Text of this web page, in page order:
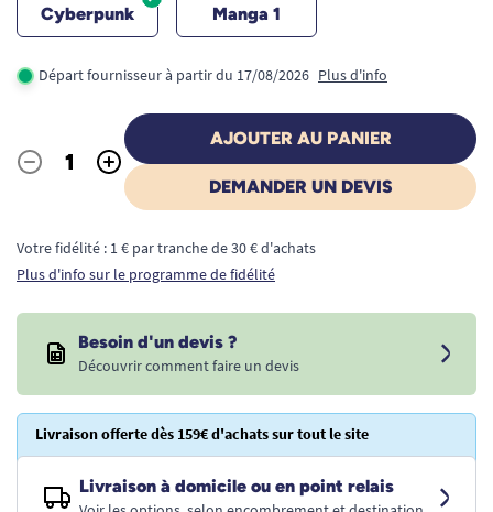
Cyberpunk Manga 1
Départ fournisseur à partir du 17/08/2026 Plus d'info
Quantité
- +
AJOUTER AU PANIER
DEMANDER UN DEVIS
Votre fidélité : 1 € par tranche de 30 € d'achats
Plus d'info sur le programme de fidélité
Besoin d'un devis ?
Découvrir comment faire un devis
Livraison offerte dès 159€ d'achats sur tout le site
Livraison à domicile ou en point relais